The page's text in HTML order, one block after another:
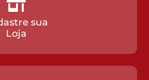
sua
Loja